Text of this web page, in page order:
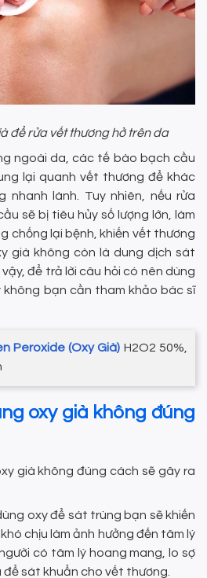
để rửa vết thương hở trên da
ngoài da, các tế bào bạch cầu
lại quanh vết thương để khác
nhanh lành. Tuy nhiên, nếu rửa
sẽ bị tiêu hủy số lượng lớn, làm
chống lại bệnh, khiến vết thương
già không còn là dung dịch sát
để trả lời câu hỏi có nên dùng
bạn cần tham khảo bác sĩ
Peroxide (Oxy Già) H2O2 50%,
oxy già không đúng
già không đúng cách sẽ gây ra
oxy để sát trùng bạn sẽ khiến
chịu làm ảnh hưởng đến tâm lý
có tâm lý hoang mang, lo sợ
để sát khuẩn cho vết thương.